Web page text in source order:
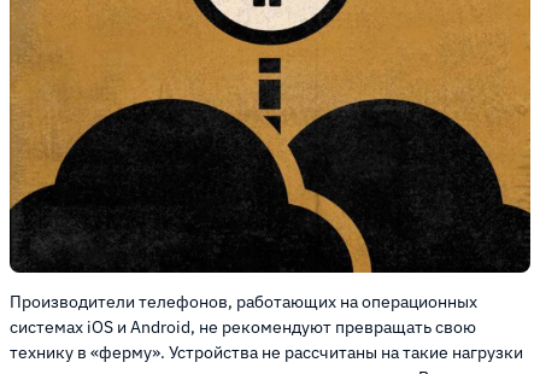
Производители телефонов, работающих на операционных
системах iOS и Android, не рекомендуют превращать свою
технику в «ферму». Устройства не рассчитаны на такие нагрузки